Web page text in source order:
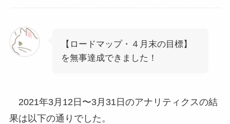
【ロードマップ・４月末の目標】
を無事達成できました！
2021年3月12日〜3月31日のアナリティクスの結
果は以下の通りでした。